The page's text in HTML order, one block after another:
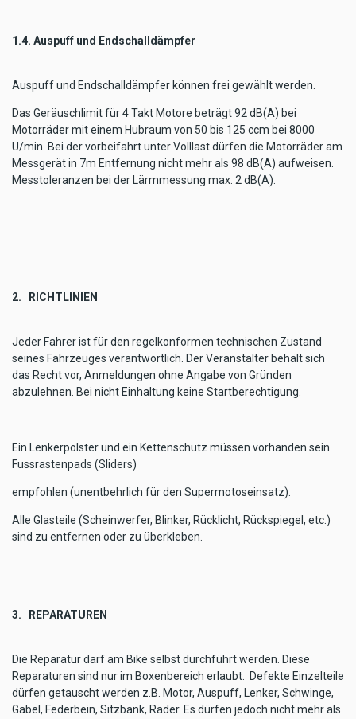
1.4. Auspuff und Endschalldämpfer
Auspuff und Endschalldämpfer können frei gewählt werden.
Das Geräuschlimit für 4 Takt Motore beträgt 92 dB(A) bei
Motorräder mit einem Hubraum von 50 bis 125 ccm bei 8000
U/min. Bei der vorbeifahrt unter Volllast dürfen die Motorräder am
Messgerät in 7m Entfernung nicht mehr als 98 dB(A) aufweisen.
Messtoleranzen bei der Lärmmessung max. 2 dB(A).
2. RICHTLINIEN
Jeder Fahrer ist für den regelkonformen technischen Zustand
seines Fahrzeuges verantwortlich. Der Veranstalter behält sich
das Recht vor, Anmeldungen ohne Angabe von Gründen
abzulehnen. Bei nicht Einhaltung keine Startberechtigung.
Ein Lenkerpolster und ein Kettenschutz müssen vorhanden sein.
Fussrastenpads (Sliders)
empfohlen (unentbehrlich für den Supermotoseinsatz).
Alle Glasteile (Scheinwerfer, Blinker, Rücklicht, Rückspiegel, etc.)
sind zu entfernen oder zu überkleben.
3. REPARATUREN
Die Reparatur darf am Bike selbst durchführt werden. Diese
Reparaturen sind nur im Boxenbereich erlaubt. Defekte Einzelteile
dürfen getauscht werden z.B. Motor, Auspuff, Lenker, Schwinge,
Gabel, Federbein, Sitzbank, Räder. Es dürfen jedoch nicht mehr als